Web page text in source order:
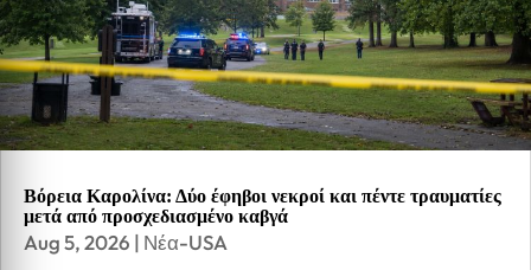
Βόρεια Καρολίνα: Δύο έφηβοι νεκροί και πέντε τραυματίες
μετά από προσχεδιασμένο καβγά
Aug 5, 2026 | Νέα-USA